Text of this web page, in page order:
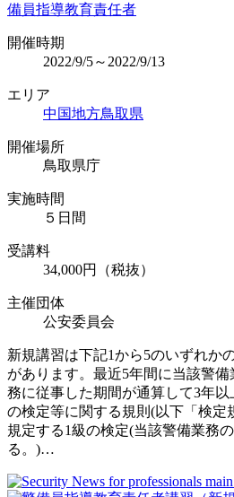
備員指導教育責任者
開催時期
2022/9/5～2022/9/13
エリア
中国地方鳥取県
開催場所
鳥取県庁
実施時間
５日間
受講料
34,000円（税抜）
主催団体
公安委員会
新規講習は下記1から5のいずれか
があります。最近5年間に当該警
務に従事した期間が通算して3年
の検定等に関する規則(以下「検定
規定する1級の検定(当該警備業務
る。)…